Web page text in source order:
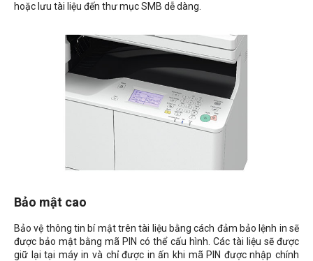
hoặc lưu tài liệu đến thư mục SMB dễ dàng.
Bảo mật cao
Bảo vệ thông tin bí mật trên tài liệu bằng cách đảm bảo lệnh in sẽ
được bảo mật bằng mã PIN có thể cấu hình. Các tài liệu sẽ được
giữ lại tại máy in và chỉ được in ấn khi mã PIN được nhập chính